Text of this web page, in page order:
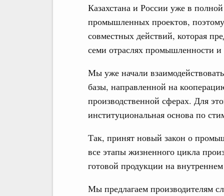
Казахстана и России уже в
промышленных проектов,
совместных действий, которая
семи отраслях промышленности и
Мы уже начали
базы, направленной на
производственной сферах. Для
институциональная основа по
Так, принят новый закон о
все этапы жизненного цикла
готовой продукции на
Мы предлагаем производителям